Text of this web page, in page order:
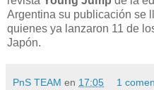
Argentina su publicación se
quienes ya lanzaron 11 de
Japón.
PnS TEAM en 17:05 1